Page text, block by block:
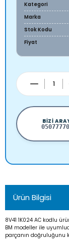
Kategori
Marka
Stok Kodu
Fiyat
BIZI
Ürün Bilgisi
8V41 1K024 AC kodlu
BM modeller ile
parçanın doğruluğunu